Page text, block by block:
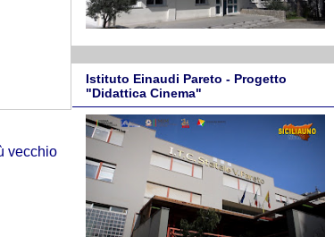
vecchio
Istituto Einaudi Pareto - Progetto
"Didattica Cinema"